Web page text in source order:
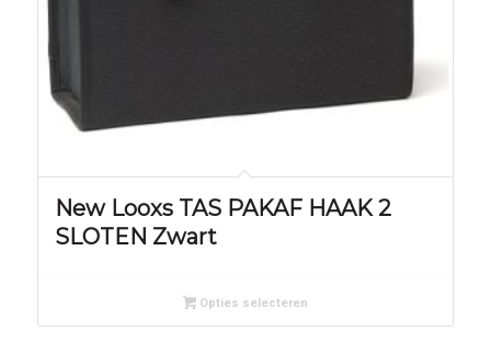
New Looxs TAS PAKAF HAAK 2
SLOTEN Zwart
Opties selecteren